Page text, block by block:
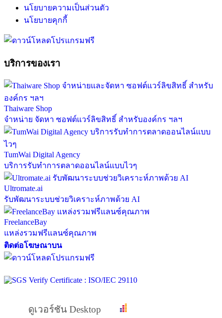
นโยบายความเป็นส่วนตัว
นโยบายคุกกี้
บริการของเรา
Thaiware Shop
จำหน่าย จัดหา ซอฟต์แวร์ลิขสิทธิ์ สำหรับองค์กร ฯลฯ
TumWai Digital Agency
บริการรับทำการตลาดออนไลน์แบบไวๆ
Ultromate.ai
รับพัฒนาระบบช่วยวิเคราะห์ภาพด้วย AI
FreelanceBay
แหล่งรวมฟรีแลนซ์คุณภาพ
ติดต่อโฆษณาบน
ดูเวอร์ชัน Desktop